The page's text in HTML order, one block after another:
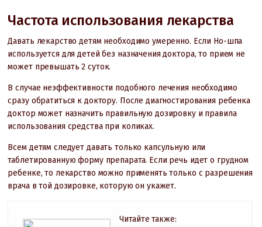
Частота использования лекарства
Давать лекарство детям необходимо умеренно. Если Но-шпа
используется для детей без назначения доктора, то прием не
может превышать 2 суток.
В случае неэффективности подобного лечения необходимо
сразу обратиться к доктору. После диагностирования ребенка
доктор может назначить правильную дозировку и правила
использования средства при коликах.
Всем детям следует давать только капсульную или
таблетированную форму препарата. Если речь идет о грудном
ребенке, то лекарство можно применять только с разрешения
врача в той дозировке, которую он укажет.
Читайте также: